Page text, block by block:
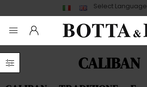
Select Language
CALIBAN